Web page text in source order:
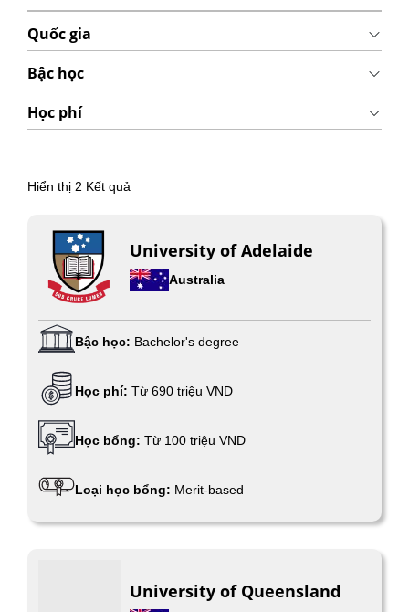
Quốc gia
Bậc học
Học phí
Hiển thị 2 Kết quả
University of Adelaide
Australia
Bậc học: Bachelor's degree
Học phí: Từ 690 triệu VND
Học bổng: Từ 100 triệu VND
Loại học bổng: Merit-based
University of Queensland